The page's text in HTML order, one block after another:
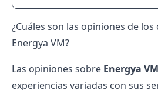
¿Cuáles son las opiniones de
Energya VM?
Las opiniones sobre Energya VM
experiencias variadas con sus